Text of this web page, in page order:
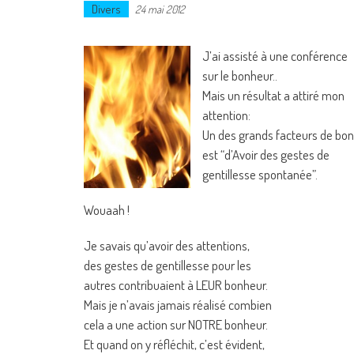
Divers 24 mai 2012
J’ai assisté à une conférence
sur le bonheur..
Mais un résultat a attiré mon
attention:
Un des grands facteurs de
est “d’Avoir des gestes de
gentillesse spontanée”.
Wouaah !
Je savais qu’avoir des attentions,
des gestes de gentillesse pour les
autres contribuaient à LEUR bonheur.
Mais je n’avais jamais réalisé combien
cela a une action sur NOTRE bonheur.
Et quand on y réfléchit, c’est évident,